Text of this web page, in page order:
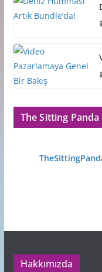
The Sitting Panda
Hakkımızda